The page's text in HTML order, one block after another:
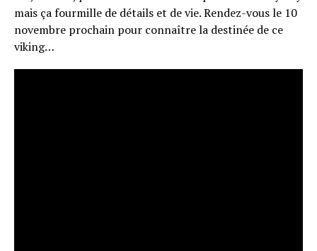
mais ça fourmille de détails et de vie. Rendez-vous le 10
novembre prochain pour connaître la destinée de ce
viking…